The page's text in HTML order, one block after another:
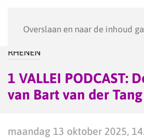
Overslaan en naar de inhoud
RHENEN
1 VALLEI PODCAST:
van Bart van der Tang
maandag 13 oktober 2025,